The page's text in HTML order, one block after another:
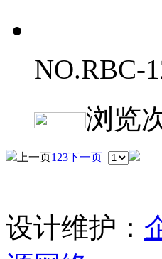
NO.RBC-
浏览
上一页1 23下一页
设计维护：